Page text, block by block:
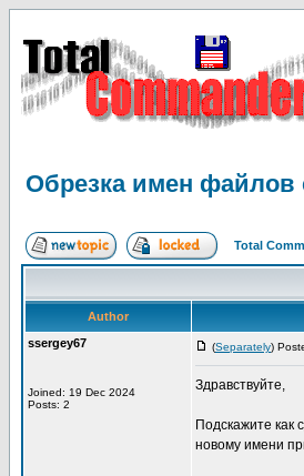
Обрезка имен файлов
Total
Author
ssergey67
Joined: 19 Dec 2024
Posts: 2
(Separately)
Здравствуйте,
Подскажите как
новому имени